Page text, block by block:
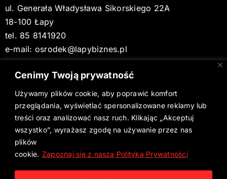
Cenimy Twoją prywatność
Używamy plików cookie, aby poprawić komfort
przeglądania, wyświetlać spersonalizowane reklamy lub
treści oraz analizować nasz ruch. Klikając „Akceptuj
wszystko”, wyrażasz zgodę na używanie przez nas
plików
cookie. Zapoznaj się z naszą Polityką Prywatności
ul. Generała Władysława Sikorskiego 22A
18-100 Łapy
tel. 85 8141920
e-mail: osrodek@lapybiznes.pl
BIP
Deklaracja dostępności
Aktualne wydanie Gazety Łapskiej
Polityka Prywatności